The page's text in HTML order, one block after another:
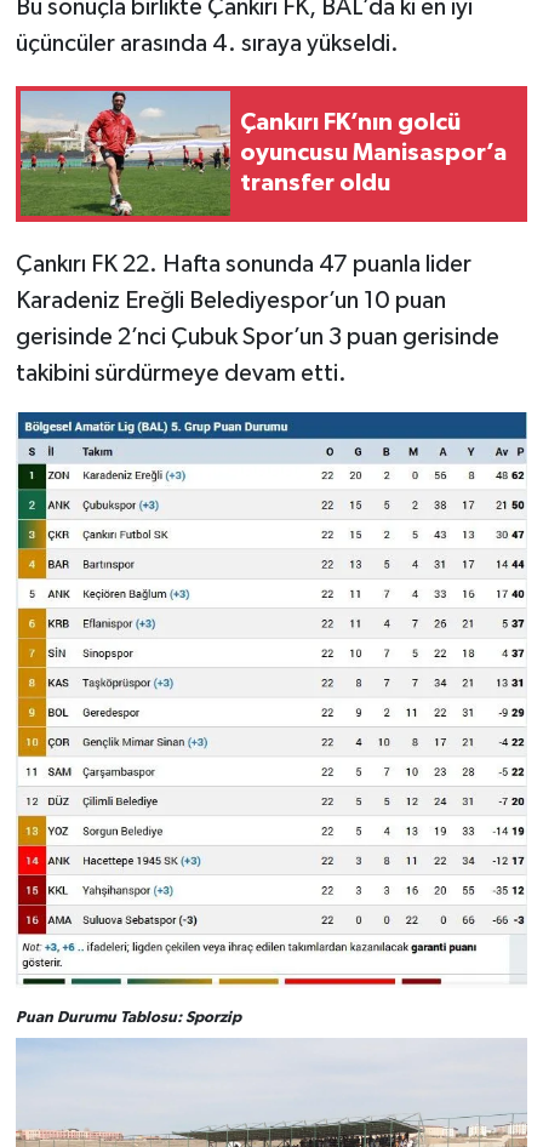
Bu sonuçla birlikte Çankırı FK, BAL’da ki en iyi
üçüncüler arasında 4. sıraya yükseldi.
Çankırı FK’nın golcü
oyuncusu Manisaspor’a
transfer oldu
Çankırı FK 22. Hafta sonunda 47 puanla lider
Karadeniz Ereğli Belediyespor’un 10 puan
gerisinde 2’nci Çubuk Spor’un 3 puan gerisinde
takibini sürdürmeye devam etti.
Puan Durumu Tablosu: Sporzip